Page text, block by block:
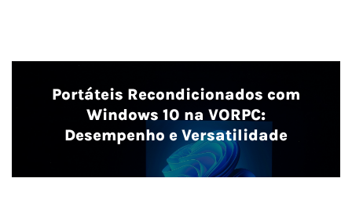
Portáteis Recondicionados com
Windows 10 na VORPC:
Desempenho e Versatilidade